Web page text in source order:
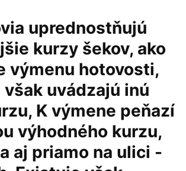
uprednostňujú
kurzy šekov, ako
výmenu hotovosti,
uvádzajú inú
K výmene peňazí
výhodného kurzu,
aj priamo na ulici -